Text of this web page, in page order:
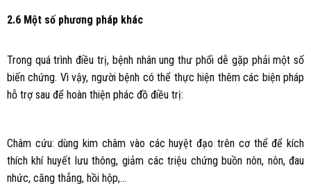
2.6 Một số phương pháp khác
Trong quá trình điều trị, bệnh nhân ung thư phổi dễ gặp phải một số
biến chứng. Vì vậy, người bệnh có thể thực hiện thêm các biện pháp
hỗ trợ sau để hoàn thiện phác đồ điều trị:
Châm cứu: dùng kim châm vào các huyệt đạo trên cơ thể để kích
thích khí huyết lưu thông, giảm các triệu chứng buồn nôn, nôn, đau
nhức, căng thẳng, hồi hộp,…